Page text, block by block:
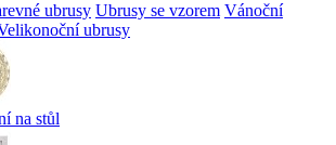
ubrusy Ubrusy se vzorem Vánoční
ubrusy
na stůl